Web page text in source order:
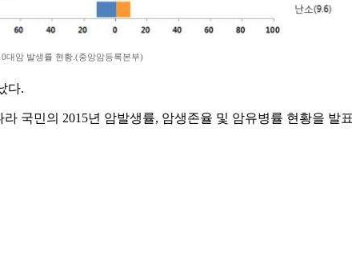
대암 발생률 현황.(중앙암등록본부)
다.
국민의 2015년 암발생률, 암생존율 및 암유병률 현황을 발